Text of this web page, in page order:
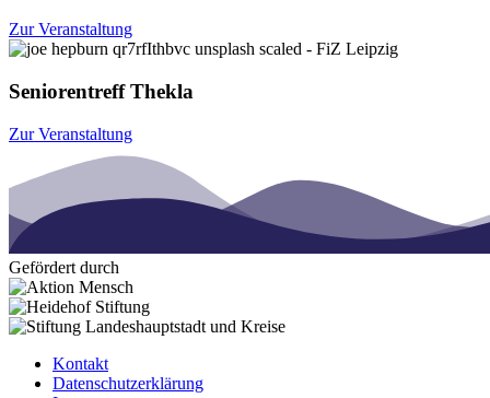
Zur Veranstaltung
Seniorentreff Thekla
Zur Veranstaltung
Gefördert durch
Kontakt
Datenschutzerklärung